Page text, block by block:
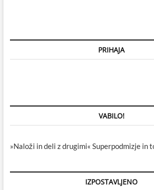
PRIHAJA
VABILO!
»Naloži in deli z drugimi« Superpodmizje in
IZPOSTAVLJENO